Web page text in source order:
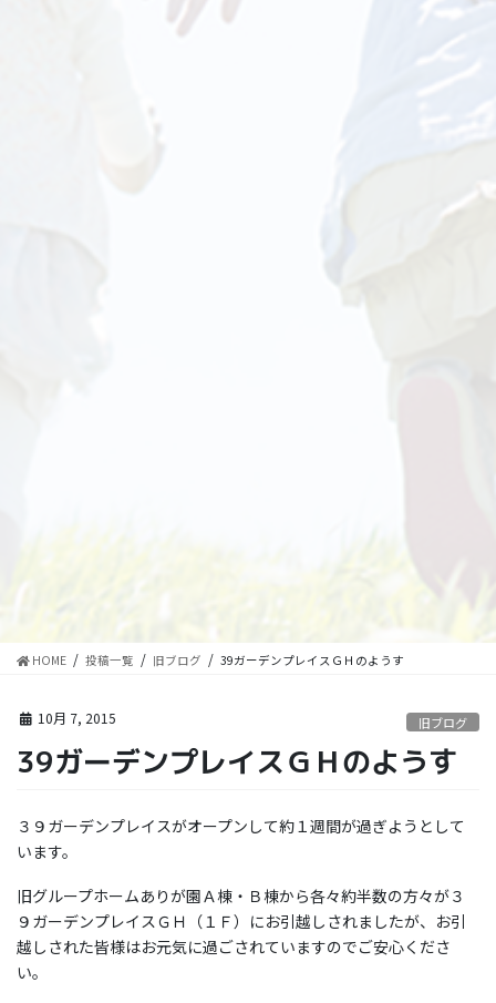
HOME 投稿一覧 旧ブログ 39ガーデンプレイスＧＨのようす
10月 7, 2015 旧ブログ
39ガーデンプレイスＧＨのようす
３９ガーデンプレイスがオープンして約１週間が過ぎようとして
います。
旧グループホームありが園Ａ棟・Ｂ棟から各々約半数の方々が３
９ガーデンプレイスＧＨ（１Ｆ）にお引越しされましたが、お引
越しされた皆様はお元気に過ごされていますのでご安心くださ
い。